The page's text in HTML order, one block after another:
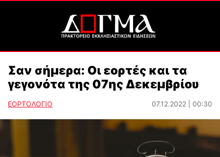
Σαν σήμερα: Οι εορτές και τα
γεγονότα της 07ης Δεκεμβρίου
ΕΟΡΤΟΛΟΓΙΟ 07.12.2022 | 00:30